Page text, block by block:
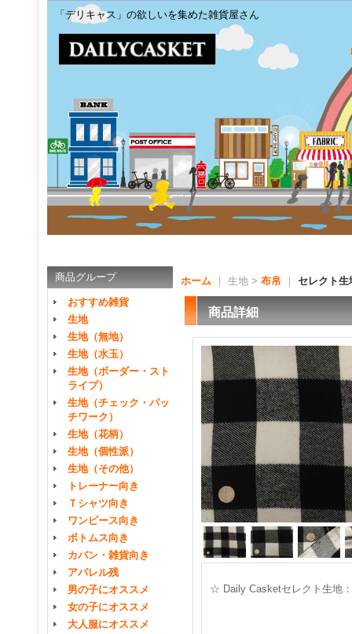
「デリキャス」の欲しいを集めた雑貨屋さん
商品グループ
おすすめ雑貨
生地
生地（無地）
生地（水玉）
生地（ボーダー・スト
ライプ）
生地（チェック・パッ
チワーク）
生地（花柄）
生地（個性派）
生地（その他）
トレーナー向き
Ｔシャツ向き
ワンピース向き
ボトムス向き
カバン・雑貨向き
アパレル残
男の子にオススメ
女の子にオススメ
大人服にオススメ
ホーム ｜ 生地 > 布帛 セレクト生
商品詳細
☆ Daily Casketセレクト生地